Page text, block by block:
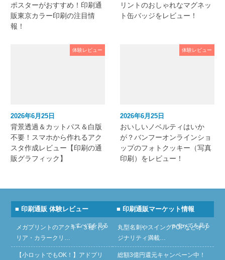
ポスターがおすすめ！印刷通
販東京カラー印刷の注目情
報！
リントのおしゃれなマグネッ
ト缶バッジをレビュー！
体験レビュー
2026年6月25日
背景透過＆カットパス＆白版
不要！スマホから作れるアク
スタ作成レビュー【印刷の通
販グラフィック】
体験レビュー
2026年6月25日
おいしいノベルティはいか
が？バンフーオンラインショ
ップのフォトクッキー（写真
印刷）をレビュー！
■ 印刷通販 体験レビュー
» すべてを見る
メガプリントのアクキー３種（ク
リア・カラークリ…
【小ロットでもOK！】アドプリ
■ 印刷通販マーケット情報
» すべてを見る
丸型名刺やスイングPOPなどオリ
ジナリティ満載…
総額3億円還元キャンペーン中！